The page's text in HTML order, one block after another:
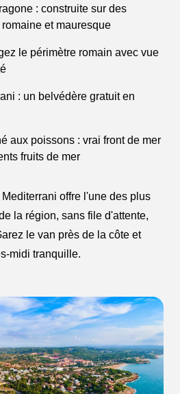
: construite sur des
et mauresque
le périmètre romain avec vue
: un belvédère gratuit en
aux poissons : vrai front de mer
fruits de mer
offre l'une des plus
la région, sans file d'attente,
le van près de la côte et
midi tranquille.